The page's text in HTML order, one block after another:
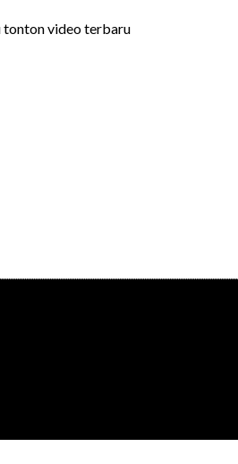
video terbaru